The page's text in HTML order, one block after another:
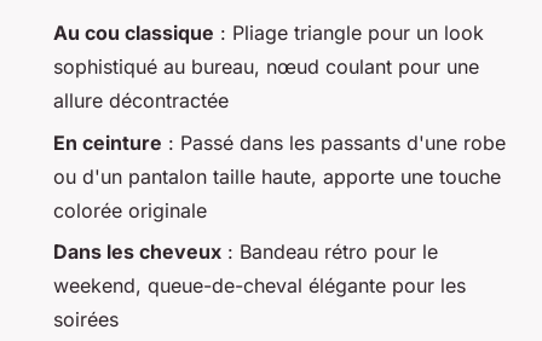
Au cou classique : Pliage triangle pour un look
sophistiqué au bureau, nœud coulant pour une
allure décontractée
En ceinture : Passé dans les passants d'une robe
ou d'un pantalon taille haute, apporte une touche
colorée originale
Dans les cheveux : Bandeau rétro pour le
weekend, queue-de-cheval élégante pour les
soirées